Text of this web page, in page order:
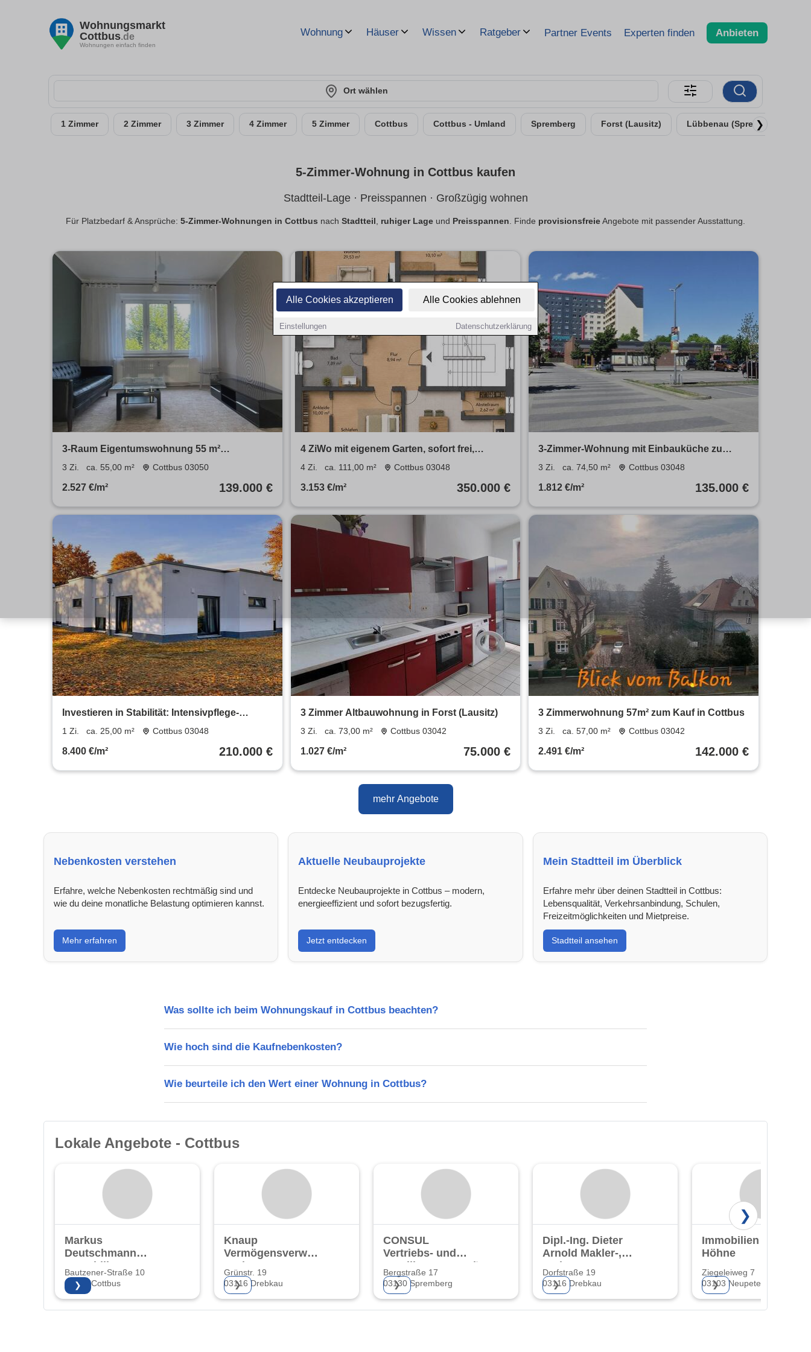
Alle Cookies akzeptieren Alle Cookies ablehnen
Einstellungen Datenschutzerklärung
Wohnungsmarkt
Cottbus.de
Wohnungen einfach finden
Wohnung Häuser Wissen Ratgeber Partner Events Experten finden Anbieten
Ort wählen
1 Zimmer 2 Zimmer 3 Zimmer 4 Zimmer 5 Zimmer Cottbus Cottbus - Umland Spremberg Forst (Lausitz) Lübbenau (Spreewald)
❯
5-Zimmer-Wohnung in Cottbus kaufen
Stadtteil-Lage · Preisspannen · Großzügig wohnen
Für Platzbedarf & Ansprüche: 5-Zimmer-Wohnungen in Cottbus nach Stadtteil , ruhiger Lage und Preisspannen. Finde provisionsfreie Angebote mit passender Ausstattung.
3-Raum Eigentumswohnung 55 m²
Spremberger Vorstadt
3 Zi. ca. 55,00 m² Cottbus 03050
2.527 €/m² 139.000 €
4 ZiWo mit eigenem Garten, sofort frei,
Provisionsfrei
4 Zi. ca. 111,00 m² Cottbus 03048
3.153 €/m² 350.000 €
3-Zimmer-Wohnung mit Einbauküche zu
verkaufen
3 Zi. ca. 74,50 m² Cottbus 03048
1.812 €/m² 135.000 €
Investieren in Stabilität: Intensivpflege-
Apartment in Cottbus mit 5,5%
1 Zi. ca. 25,00 m² Cottbus 03048
8.400 €/m² 210.000 €
3 Zimmer Altbauwohnung in Forst (Lausitz)
3 Zi. ca. 73,00 m² Cottbus 03042
1.027 €/m² 75.000 €
3 Zimmerwohnung 57m² zum Kauf in Cottbus
3 Zi. ca. 57,00 m² Cottbus 03042
2.491 €/m² 142.000 €
mehr Angebote
Nebenkosten verstehen
Erfahre, welche Nebenkosten rechtmäßig sind und
wie du deine monatliche Belastung optimieren kannst.
Mehr erfahren
Aktuelle Neubauprojekte
Entdecke Neubauprojekte in Cottbus – modern,
energieeffizient und sofort bezugsfertig.
Jetzt entdecken
Mein Stadtteil im Überblick
Erfahre mehr über deinen Stadtteil in Cottbus:
Lebensqualität, Verkehrsanbindung, Schulen,
Freizeitmöglichkeiten und Mietpreise.
Stadtteil ansehen
Was sollte ich beim Wohnungskauf in Cottbus beachten?
Wie hoch sind die Kaufnebenkosten?
Wie beurteile ich den Wert einer Wohnung in Cottbus?
Lokale Angebote - Cottbus
Markus
Deutschmann
Immobilien
Bautzener-Straße 10
03046 Cottbus
❯
Knaup
Vermögensverwaltung
GmbH
Grünstr. 19
03116 Drebkau
❯
CONSUL
Vertriebs- und
Beteiligungsgesellschaft
mbH
Bergstraße 17
03130 Spremberg
❯
Dipl.-Ing. Dieter
Arnold Makler-,
und
Gutachterbüro
Cottbus
Dorfstraße 19
03116 Drebkau
❯
Immobilien Peter
Höhne
Ziegeleiweg 7
03103 Neupetershain
❯
❯